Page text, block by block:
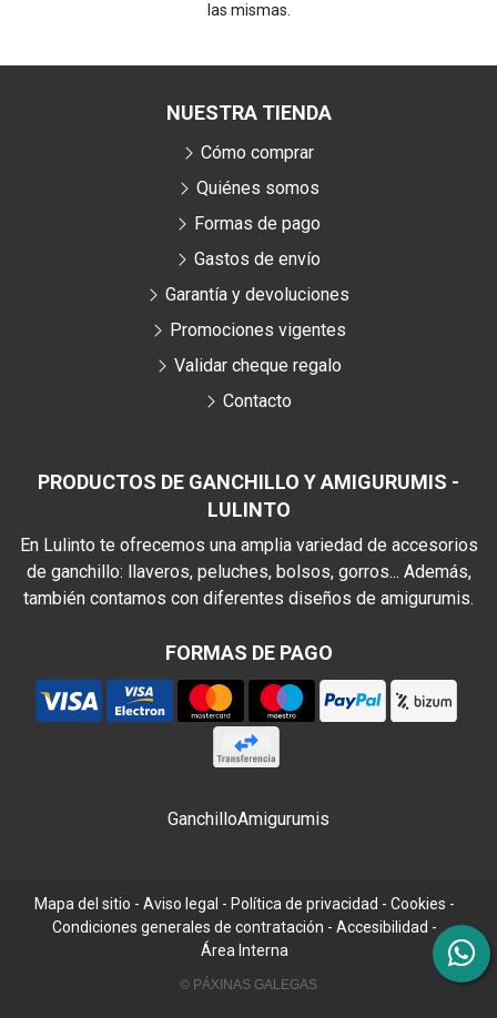
las mismas.
PRODUCTOS DE GANCHILLO Y AMIGURUMIS -
LULINTO
En Lulinto te ofrecemos una amplia variedad de accesorios
de ganchillo: llaveros, peluches, bolsos, gorros... Además,
también contamos con diferentes diseños de amigurumis.
FORMAS DE PAGO
NUESTRA TIENDA
Cómo comprar
Quiénes somos
Formas de pago
Gastos de envío
Garantía y devoluciones
Promociones vigentes
Validar cheque regalo
Contacto
GanchilloAmigurumis
Mapa del sitio - Aviso legal - Política de privacidad - Cookies -
Condiciones generales de contratación - Accesibilidad -
Área Interna
© PÁXINAS GALEGAS